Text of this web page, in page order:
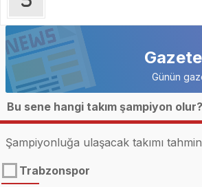
Günün
Bu sene hangi takım şampiyon olur?
Şampiyonluğa ulaşacak takımı
Trabzonspor